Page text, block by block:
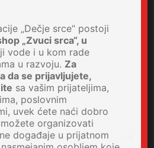
„Dečje srce“ postoji
„Zvuci srca“, u
vode i u kom rade
u razvoju. Za
da se prijavljujete,
sa vašim prijateljima,
poslovnim
uvek ćete naći dobro
organizovati
događaje u prijatnom